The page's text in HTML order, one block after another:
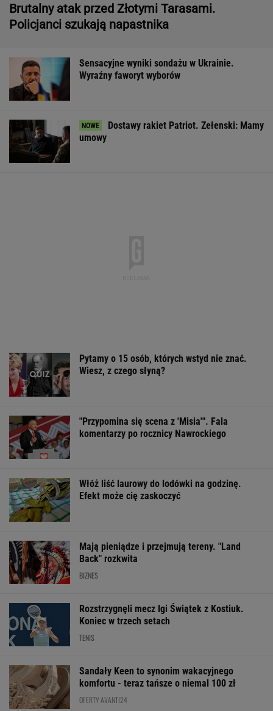
Brutalny atak przed Złotymi Tarasami.
Policjanci szukają napastnika
Sensacyjne wyniki sondażu w Ukrainie.
Wyraźny faworyt wyborów
Dostawy rakiet Patriot. Zełenski: Mamy
umowy
Pytamy o 15 osób, których wstyd nie znać.
Wiesz, z czego słyną?
"Przypomina się scena z 'Misia'". Fala
komentarzy po rocznicy Nawrockiego
Włóż liść laurowy do lodówki na godzinę.
Efekt może cię zaskoczyć
Mają pieniądze i przejmują tereny. "Land
Back" rozkwita
BIZNES
Rozstrzygnęli mecz Igi Świątek z Kostiuk.
Koniec w trzech setach
TENIS
Sandały Keen to synonim wakacyjnego
komfortu - teraz tańsze o niemal 100 zł
OFERTY AVANTI24